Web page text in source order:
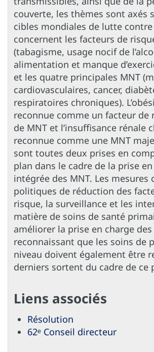
couverte, les thèmes sont axés
cibles mondiales de lutte
concernent les facteurs de
(tabagisme, usage nocif de
alimentation et manque
et les quatre principales MNT
cardiovasculaires, cancer,
respiratoires chroniques).
reconnue comme un facteur de
de MNT et l’insuffisance rénale
reconnue comme une MNT
sont toutes deux prises en
plan dans le cadre de la prise
intégrée des MNT. Les mesures
politiques de réduction des
risque, la surveillance et les
matière de soins de santé
améliorer la prise en charge
reconnaissant que les soins de
niveau doivent également être
derniers sortent du cadre de ce
Liens associés
Résolution
62ᵉ Conseil directeur